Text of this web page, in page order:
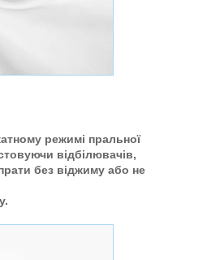
режимі пральної
відбілювачів,
без віджиму або не